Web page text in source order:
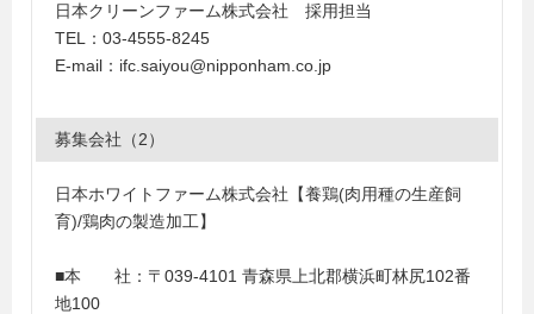
日本クリーンファーム株式会社 採用担当
TEL：03-4555-8245
E-mail：ifc.saiyou@nipponham.co.jp
募集会社（2）
日本ホワイトファーム株式会社【養鶏(肉用種の生産飼
育)/鶏肉の製造加工】
■本 社：〒039-4101 青森県上北郡横浜町林尻102番
地100